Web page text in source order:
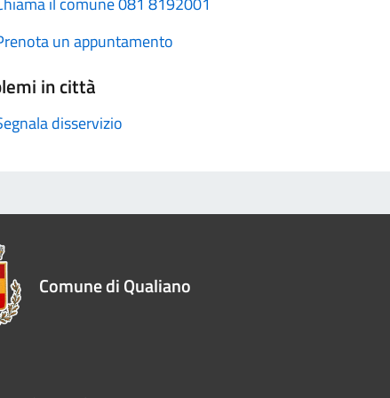
un appuntamento
in città
disservizio
Comune di Qualiano